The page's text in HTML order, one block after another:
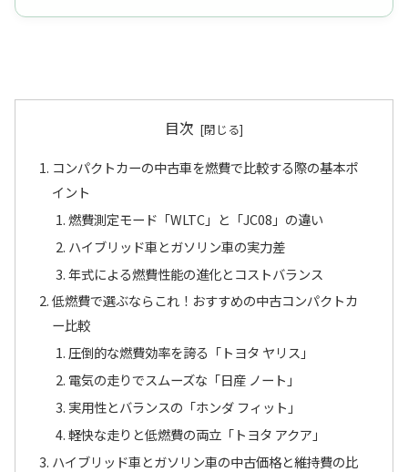
目次
コンパクトカーの中古車を燃費で比較する際の基本ポ
イント
燃費測定モード「WLTC」と「JC08」の違い
ハイブリッド車とガソリン車の実力差
年式による燃費性能の進化とコストバランス
低燃費で選ぶならこれ！おすすめの中古コンパクトカ
ー比較
圧倒的な燃費効率を誇る「トヨタ ヤリス」
電気の走りでスムーズな「日産 ノート」
実用性とバランスの「ホンダ フィット」
軽快な走りと低燃費の両立「トヨタ アクア」
ハイブリッド車とガソリン車の中古価格と維持費の比